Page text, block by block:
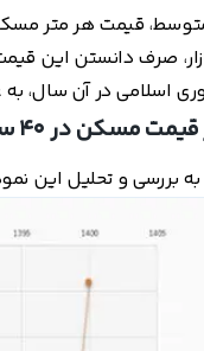
صرف دانستن این
اسلامی در آن سال،
مسکن در 40 سال گذشته
به بررسی و تحلیل این